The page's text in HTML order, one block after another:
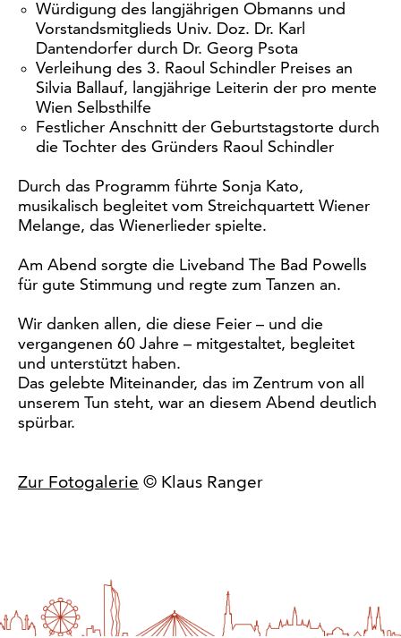
Würdigung des langjährigen Obmanns und
Vorstandsmitglieds Univ. Doz. Dr. Karl
Dantendorfer durch Dr. Georg Psota
Verleihung des 3. Raoul Schindler Preises an
Silvia Ballauf, langjährige Leiterin der pro mente
Wien Selbsthilfe
Festlicher Anschnitt der Geburtstagstorte durch
die Tochter des Gründers Raoul Schindler
Durch das Programm führte Sonja Kato,
musikalisch begleitet vom Streichquartett Wiener
Melange, das Wienerlieder spielte.
Am Abend sorgte die Liveband The Bad Powells
für gute Stimmung und regte zum Tanzen an.
Wir danken allen, die diese Feier – und die
vergangenen 60 Jahre – mitgestaltet, begleitet
und unterstützt haben.
Das gelebte Miteinander, das im Zentrum von all
unserem Tun steht, war an diesem Abend deutlich
spürbar.
Zur Fotogalerie © Klaus Ranger